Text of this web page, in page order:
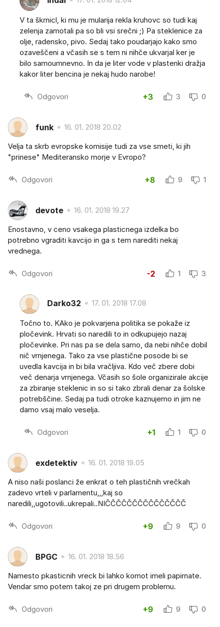
V ta škrnicl, ki mu je mularija rekla kruhovc so tudi kaj
zelenja zamotali pa so bli vsi srečni ;) Pa steklenice za
olje, radensko, pivo. Sedaj tako poudarjajo kako smo
ozaveščeni a včasih se s tem ni nihče ukvarjal ker je
bilo samoumnevno. In da je liter vode v plastenki dražja
kakor liter bencina je nekaj hudo narobe!
Odgovori +3 3 0
funk 16. 01. 2018 20.02
Velja ta skrb evropske komisije tudi za vse smeti, ki jih
"prinese" Mediteransko morje v Evropo?
Odgovori +8 9 1
devote 16. 01. 2018 19.27
Enostavno, v ceno vsakega plasticnega izdelka bo
potrebno vgraditi kavcijo in ga s tem narediti nekaj
vrednega.
Odgovori -2 1 3
Darko32 17. 01. 2018 17.08
Točno to. KAko je pokvarjena politika se pokaže iz
pločevink. Hrvati so naredili to in odkupujejo nazaj
pločevinke. Pri nas pa se dela samo, da nebi nihče dobil
nič vrnjenega. Tako za vse plastične posode bi se
uvedla kavcija in bi bila vračljiva. Kdo več zbere dobi
več denarja vrnjenega. Včasih so šole organizirale akcije
za zbiranje steklenic in so si tako zbrali denar za šolske
potrebščine. Sedaj pa tudi otroke kaznujemo in jim ne
damo vsaj malo veselja.
Odgovori +1 1 0
exdetektiv 16. 01. 2018 19.05
A niso naši poslanci že enkrat o teh plastičnih vrečkah
zadevo vrteli v parlamentu,,,kaj so
naredili,,ugotovili..ukrepali..NIČČČČČČČČČČČČČČČ
Odgovori +9 9 0
BPGC 16. 01. 2018 18.56
Namesto pkasticnih vreck bi lahko komot imeli papirnate.
Vendar smo potem takoj ze pri drugem problemu.
Odgovori +9 9 0